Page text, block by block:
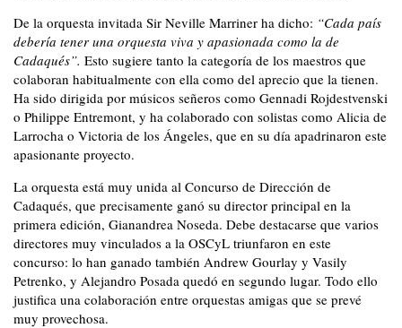
De la orquesta invitada Sir Neville Marriner ha dicho: “Cada país
debería tener una orquesta viva y apasionada como la de
Cadaqués”. Esto sugiere tanto la categoría de los maestros que
colaboran habitualmente con ella como del aprecio que la tienen.
Ha sido dirigida por músicos señeros como Gennadi Rojdestvenski
o Philippe Entremont, y ha colaborado con solistas como Alicia de
Larrocha o Victoria de los Ángeles, que en su día apadrinaron este
apasionante proyecto.
La orquesta está muy unida al Concurso de Dirección de
Cadaqués, que precisamente ganó su director principal en la
primera edición, Gianandrea Noseda. Debe destacarse que varios
directores muy vinculados a la OSCyL triunfaron en este
concurso: lo han ganado también Andrew Gourlay y Vasily
Petrenko, y Alejandro Posada quedó en segundo lugar. Todo ello
justifica una colaboración entre orquestas amigas que se prevé
muy provechosa.